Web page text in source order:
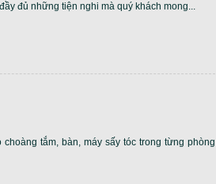
đủ những tiện nghi mà quý khách mong...
tắm, bàn, máy sấy tóc trong từng phòng